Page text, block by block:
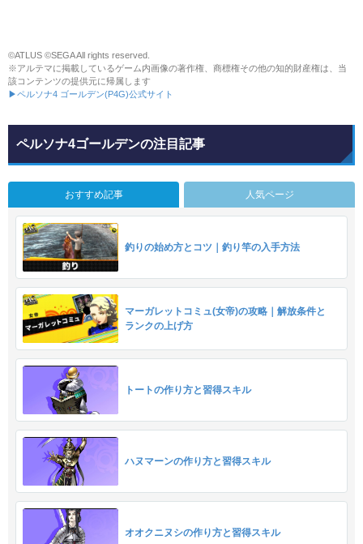
©ATLUS ©SEGA All rights reserved.
※アルテマに掲載しているゲーム内画像の著作権、商標権その他の知的財産権は、当
該コンテンツの提供元に帰属します
▶ペルソナ4 ゴールデン(P4G)公式サイト
ペルソナ4ゴールデンの注目記事
おすすめ記事 人気ページ
釣りの始め方とコツ｜釣り竿の入手方法
マーガレットコミュ(女帝)の攻略｜解放条件と
ランクの上げ方
トートの作り方と習得スキル
ハヌマーンの作り方と習得スキル
オオクニヌシの作り方と習得スキル